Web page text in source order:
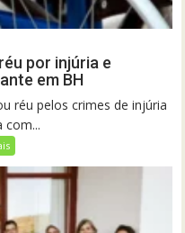
por injúria e
em BH
réu pelos crimes de injúria
com...